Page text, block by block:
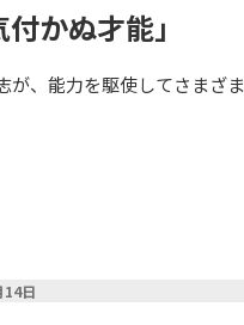
かぬ才能」
が、能力を駆使してさまざま
14日